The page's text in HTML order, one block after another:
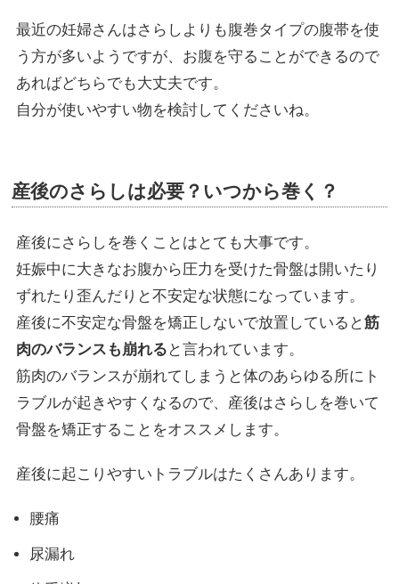
最近の妊婦さんはさらしよりも腹巻タイプの腹帯を使
う方が多いようですが、お腹を守ることができるので
あればどちらでも大丈夫です。
自分が使いやすい物を検討してくださいね。
産後のさらしは必要？いつから巻く？
産後にさらしを巻くことはとても大事です。
妊娠中に大きなお腹から圧力を受けた骨盤は開いたり
ずれたり歪んだりと不安定な状態になっています。
産後に不安定な骨盤を矯正しないで放置していると筋
肉のバランスも崩れる と言われています。
筋肉のバランスが崩れてしまうと体のあらゆる所にト
ラブルが起きやすくなるので、産後はさらしを巻いて
骨盤を矯正することをオススメします。
産後に起こりやすいトラブルはたくさんあります。
腰痛
尿漏れ